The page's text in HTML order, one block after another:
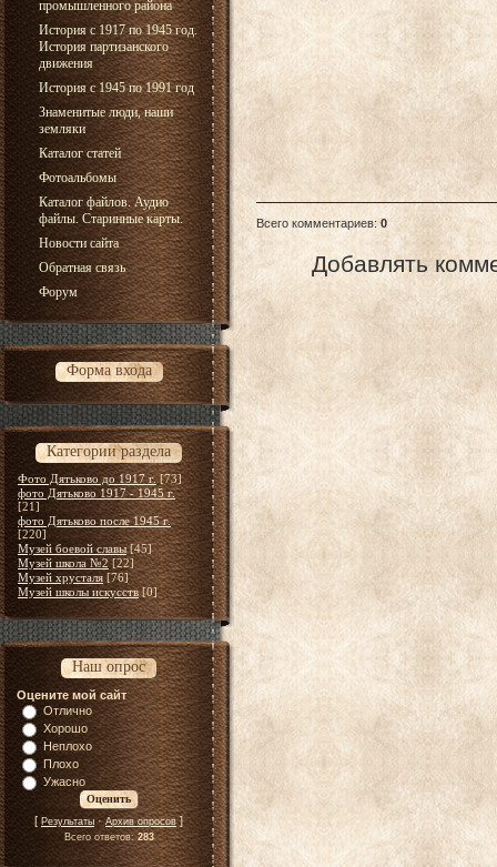
промышленного района
История с 1917 по 1945 год.
История партизанского
движения
История с 1945 по 1991 год
Знаменитые люди, наши
земляки
Каталог статей
Фотоальбомы
Каталог файлов. Аудио
файлы. Старинные карты.
Новости сайта
Обратная связь
Форум
Форма входа
Категории раздела
Фото Дятьково до 1917 г. [73]
фото Дятьково 1917 - 1945 г.
[21]
фото Дятьково после 1945 г.
[220]
Музей боевой славы [45]
Музей школа №2 [22]
Музей хрусталя [76]
Музей школы искусств [0]
Наш опрос
Оцените мой сайт
Отлично
Хорошо
Неплохо
Плохо
Ужасно
[ Результаты·Архив опросов]
Всего ответов:283
Всего комментариев:0
Добавлять